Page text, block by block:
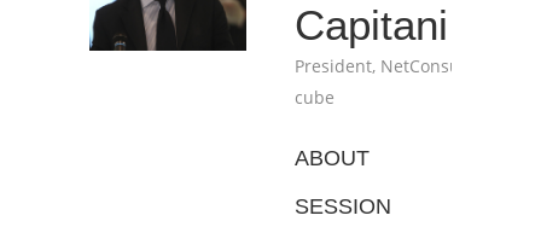
Capitani
President, NetConsulting
cube
ABOUT
SESSION